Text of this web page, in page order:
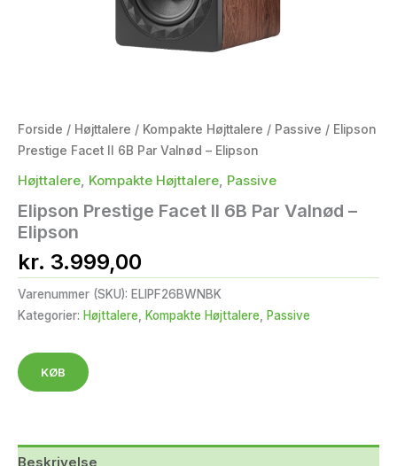
Forside / Højttalere / Kompakte Højttalere / Passive / Elipson
Prestige Facet II 6B Par Valnød – Elipson
Højttalere Kompakte Højttalere Passive
Elipson Prestige Facet II 6B Par Valnød –
Elipson
kr. 3.999,00
Varenummer (SKU): ELIPF26BWNBK
Kategorier: Højttalere, Kompakte Højttalere, Passive
KØB
Beskrivelse